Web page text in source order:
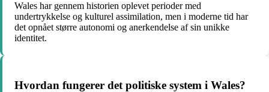
Wales har gennem historien oplevet perioder med
undertrykkelse og kulturel assimilation, men i moderne tid har
det opnået større autonomi og anerkendelse af sin unikke
identitet.
Hvordan fungerer det politiske system i Wales?